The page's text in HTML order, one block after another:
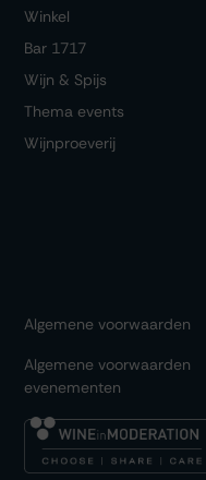
Winkel
Bar 1717
Wijn & Spijs
Thema events
Wijnproeverij
Algemene voorwaarden
Algemene voorwaarden
evenementen